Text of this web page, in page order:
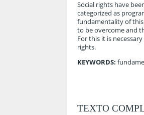
Social rights have
categorized as
fundamentality of
to be overcome and
For this it is
rights.
KEYWORDS:
TEXTO